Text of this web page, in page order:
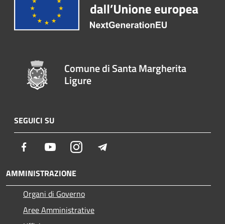
Comune di Santa Margherita
Ligure
SEGUICI SU
Facebook YoutubeInstagram
AMMINISTRAZIONE
Organi di Governo
Aree Amministrative